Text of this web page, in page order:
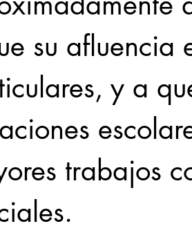
su afluencia
y a
trabajos